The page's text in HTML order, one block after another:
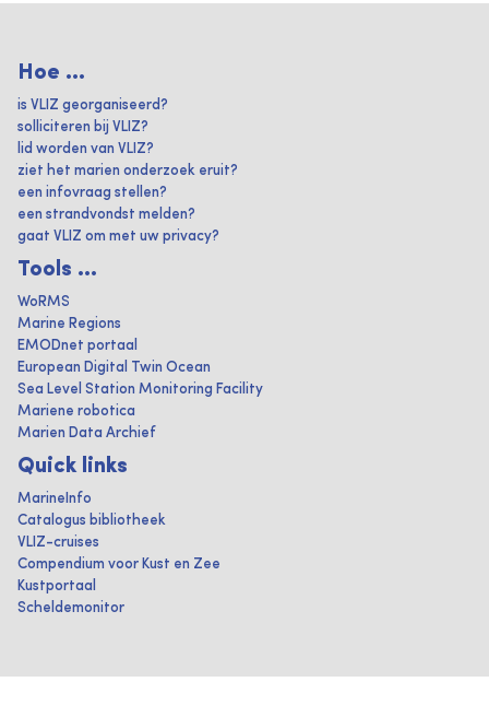
Hoe ...
is VLIZ georganiseerd?
solliciteren bij VLIZ?
lid worden van VLIZ?
ziet het marien onderzoek eruit?
een infovraag stellen?
een strandvondst melden?
gaat VLIZ om met uw privacy?
Tools ...
WoRMS
Marine Regions
EMODnet portaal
European Digital Twin Ocean
Sea Level Station Monitoring Facility
Mariene robotica
Marien Data Archief
Quick links
MarineInfo
Catalogus bibliotheek
VLIZ-cruises
Compendium voor Kust en Zee
Kustportaal
Scheldemonitor